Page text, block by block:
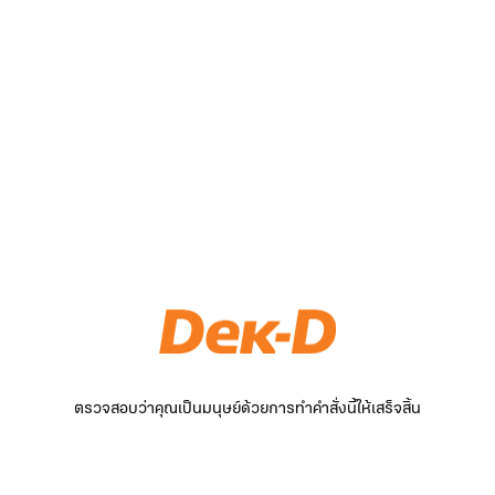
ตรวจสอบว่าคุณเป็นมนุษย์ด้วยการทำคำสั่งนี้ให้เสร็จสิ้น